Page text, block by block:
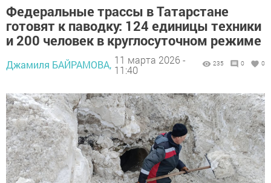
Федеральные трассы в Татарстане
готовят к паводку: 124 единицы техники
и 200 человек в круглосуточном режиме
Джамиля БАЙРАМОВА, 11 марта 2026 -
11:40
235 0 0